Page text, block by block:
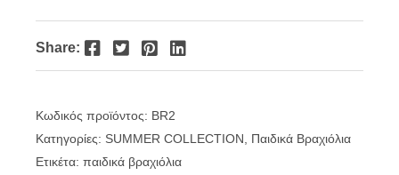
Share: Facebook Twitter Pinterest LinkedIn
Κωδικός προϊόντος: BR2
Κατηγορίες: SUMMER COLLECTION
Παιδικά Βραχιόλια
Ετικέτα: παιδικά βραχιόλια